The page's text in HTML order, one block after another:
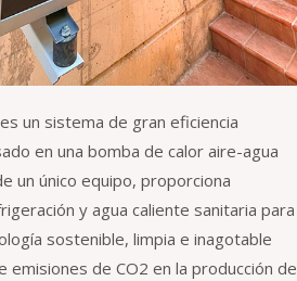
un sistema de gran eficiencia
en una bomba de calor aire-agua
un único equipo, proporciona
y agua caliente sanitaria para
sostenible, limpia e inagotable
emisiones de CO2 en la producción de